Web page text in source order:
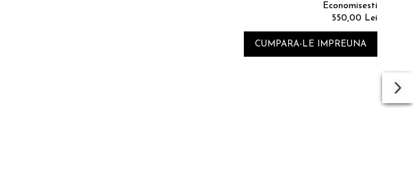
Economisesti
550,00 Lei
CUMPARA-LE IMPREUNA